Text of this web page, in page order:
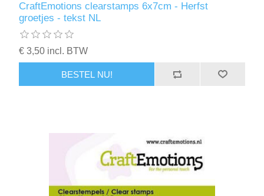
CraftEmotions clearstamps 6x7cm - Herfst
groetjes - tekst NL
€ 3,50 incl. BTW
BESTEL NU!